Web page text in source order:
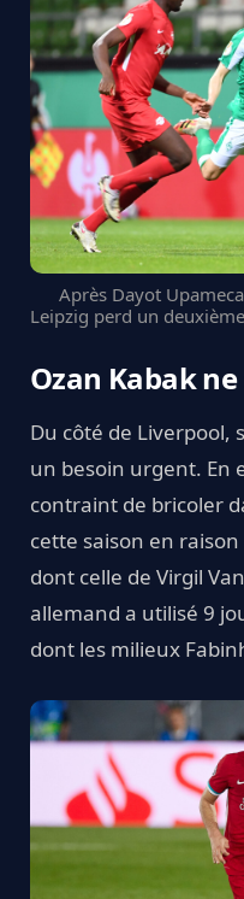
Après Dayot
Leipzig perd un
Ozan Kabak
Du côté de
un besoin urgent. En
contraint de bricoler
cette saison en
dont celle de Virgil
allemand a utilisé 9
dont les milieux